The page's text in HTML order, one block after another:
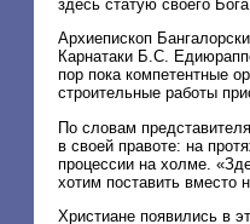
здесь статую своего Бога.
Архиепископ
Карнатаки Б.С.
пор пока компетентные
строительные работы
По словам
в своей правоте: на
процессии на холме.
хотим поставить вместо
Христиане появились в